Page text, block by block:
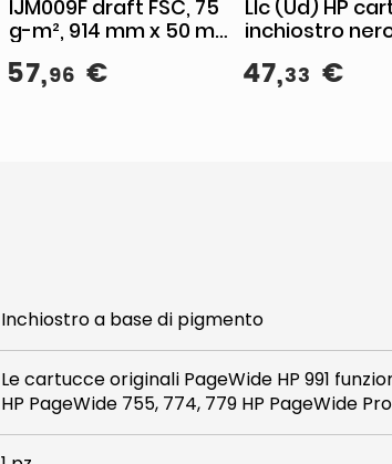
IJM009F draft FSC, 75
g-m², 914 mm x 50 m,
GIS, 3 rotoli
57,96 €
Llc (Ud) HP
inchiostro
B7RT9AE, alta
47,33 €
Inchiostro a base di pigmento
Le cartucce originali PageWide HP 991
HP PageWide 755, 774, 779 HP PageWide